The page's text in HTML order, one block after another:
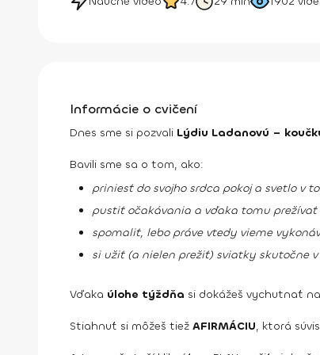
Informácie o cvičení
Dnes sme si pozvali Lýdiu Ladanovú –
Bavili sme sa o tom, ako:
priniesť do svojho srdca pokoj a svetlo v
pustiť očakávania a vďaka tomu prežívať
spomaliť, lebo práve vtedy vieme
si užiť (a nielen prežiť) sviatky skutočne
Vďaka úlohe týždňa si dokážeš vychutnať
Stiahnuť si môžeš tiež AFIRMÁCIU, ktorá